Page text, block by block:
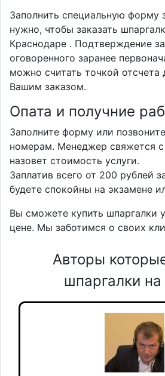
Заполнить специальную форму
нужно, чтобы заказать
Краснодаре . Подтверждение
оговоренного заранее
можно считать точкой отсчета
Вашим заказом.
Опата и получние
Заполните форму или
номерам. Менеджер свяжется
назовет стоимость услуги.
Заплатив всего от 200 рублей
будете спокойны на экзамене
Вы сможете купить шпаргалки
цене. Мы заботимся о своих
Авторы
шпаргалки на